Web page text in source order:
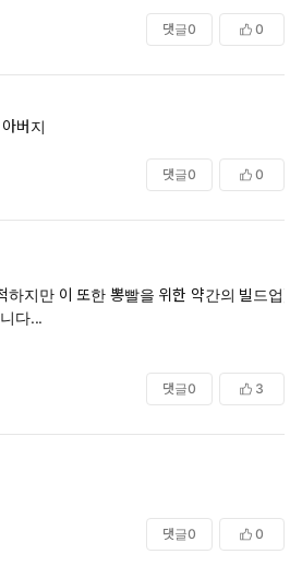
댓글0 0
버지
댓글0 0
하지만 이 또한 뽕빨을 위한 약간의 빌드업)
다...
댓글0 3
댓글0 0